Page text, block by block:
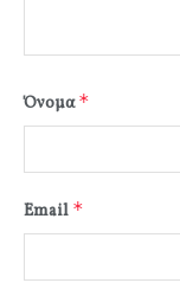
Όνομα*
Email *